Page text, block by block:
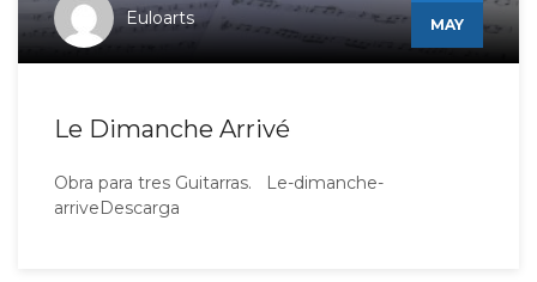
Euloarts MAY
Le Dimanche Arrivé
Obra para tres Guitarras. Le-dimanche-
arriveDescarga